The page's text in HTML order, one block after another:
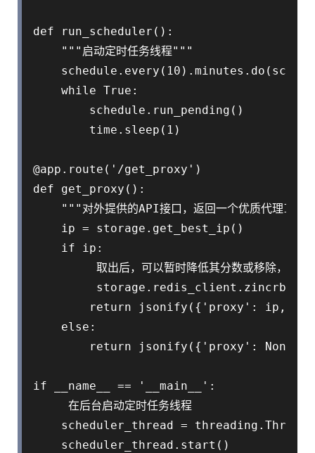
def run_scheduler():
    """启动定时任务线程"""
    while True:
        schedule.run_pending()
        time.sleep(1)
@app.route('/get_proxy')
def get_proxy():
"""对外提供的API接口，返回一个优质代理
    ip = storage.get_best_ip()
    if ip:
取出后，可以暂时降低其分数或移除，实现
return jsonify({'proxy': ip,
    else:
return jsonify({'proxy': None,
if __name__ == '__main__':
     在后台启动定时任务线程
scheduler_thread =
    scheduler_thread.start()